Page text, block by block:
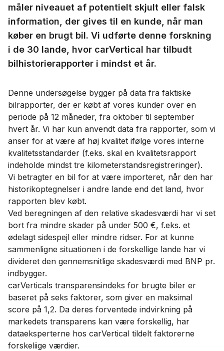
måler niveauet af potentielt skjult eller falsk
information, der gives til en kunde, når man
køber en brugt bil. Vi udførte denne forskning
i de 30 lande, hvor carVertical har tilbudt
bilhistorierapporter i mindst et år.
Denne undersøgelse bygger på data fra faktiske
bilrapporter, der er købt af vores kunder over en
periode på 12 måneder, fra oktober til september
hvert år. Vi har kun anvendt data fra rapporter, som vi
anser for at være af høj kvalitet ifølge vores interne
kvalitetsstandarder (f.eks. skal en kvalitetsrapport
indeholde mindst tre kilometerstandsregistreringer).
Vi betragter en bil for at være importeret, når den har
historikoptegnelser i andre lande end det land, hvor
rapporten blev købt.
Ved beregningen af den relative skadesværdi har vi set
bort fra mindre skader på under 500 €, f.eks. et
ødelagt sidespejl eller mindre ridser. For at kunne
sammenligne situationen i de forskellige lande har vi
divideret den gennemsnitlige skadesværdi med BNP pr.
indbygger.
carVerticals transparensindeks for brugte biler er
baseret på seks faktorer, som giver en maksimal
score på 1,2. Da deres forventede indvirkning på
markedets transparens kan være forskellig, har
dataeksperterne hos carVertical tildelt faktorerne
forskeliige værdier.